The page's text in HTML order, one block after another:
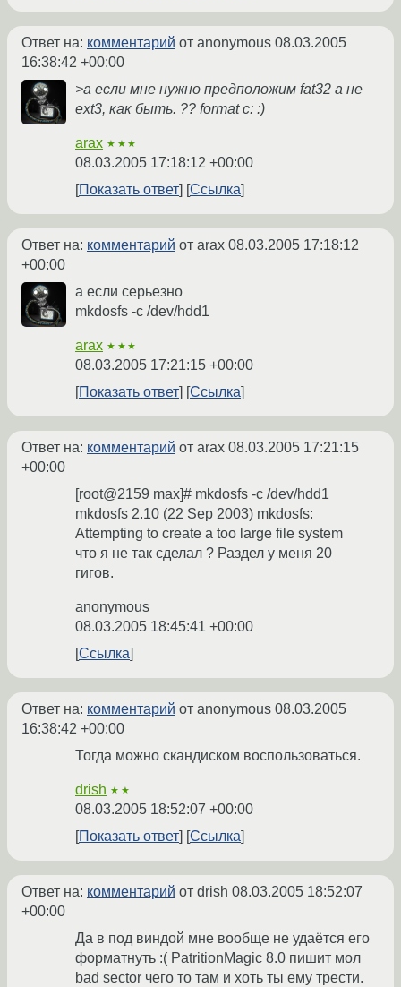
Ответ на: комментарий от anonymous 08.03.2005
16:38:42 +00:00
>а если мне нужно предположим fat32 а не
ext3, как быть. ?? format c: :)
arax ★★★
08.03.2005 17:18:12 +00:00
Показать ответ
Ссылка
Ответ на: комментарий от arax 08.03.2005 17:18:12
+00:00
а если серьезно
mkdosfs -c /dev/hdd1
arax ★★★
08.03.2005 17:21:15 +00:00
Показать ответ
Ссылка
Ответ на: комментарий от arax 08.03.2005 17:21:15
+00:00
[root@2159 max]# mkdosfs -c /dev/hdd1
mkdosfs 2.10 (22 Sep 2003) mkdosfs:
Attempting to create a too large file system
что я не так сделал ? Раздел у меня 20
гигов.
anonymous
08.03.2005 18:45:41 +00:00
Ссылка
Ответ на: комментарий от anonymous 08.03.2005
16:38:42 +00:00
Тогда можно скандиском воспользоваться.
drish ★★
08.03.2005 18:52:07 +00:00
Показать ответ
Ссылка
Ответ на: комментарий от drish 08.03.2005 18:52:07
+00:00
Да в под виндой мне вообще не удаётся его
форматнуть :( PatritionMagic 8.0 пишит мол
bad sector чего то там и хоть ты ему трести.